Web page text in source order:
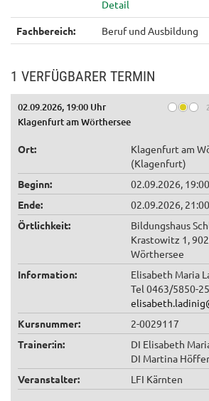
Fachbereich: Beruf und Ausbildung
1 VERFÜGBARER TERMIN
02.09.2026, 19:00 Uhr
Klagenfurt am Wörthersee
Ort:
Klagenfurt am
(Klagenfurt)
Beginn:
02.09.2026,
Ende:
02.09.2026,
Örtlichkeit:
Bildungshaus
Krastowitz 1,
Wörthersee
Information:
Elisabeth Maria
Tel 0463/5850-
Kursnummer:
2-0029117
Trainer:in:
DI Elisabeth
DI Martina
Veranstalter:
LFI Kärnten